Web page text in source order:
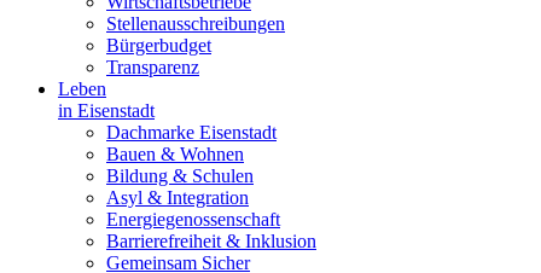
Stellenausschreibungen
Bürgerbudget
Transparenz
Leben
in Eisenstadt
Dachmarke Eisenstadt
Bauen & Wohnen
Bildung & Schulen
Asyl & Integration
Energiegenossenschaft
Barrierefreiheit & Inklusion
Gemeinsam Sicher